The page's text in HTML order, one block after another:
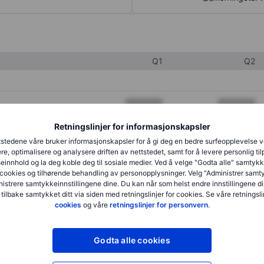
Retningslinjer for informasjonskapsler
våre bruker informasjonskapsler for å gi deg en bedre surfeopplevelse
optimalisere og analysere driften av nettstedet, samt for å levere personlig
og la deg koble deg til sosiale medier. Ved å velge "Godta alle"
og tilhørende behandling av personopplysninger. Velg "Administrer
samtykkeinnstillingene dine. Du kan når som helst endre innstillingene
samtykket ditt via siden med retningslinjer for cookies. Se våre
cookies og våre retningslinjer for personvern.
Godta alle cookies
Q1 Q2
XXXXXXX XXXXXXX
XXXXXXX
XXXXXXX XXXXXXX
XXXXXXX XXXXXXX
XXXXXXX